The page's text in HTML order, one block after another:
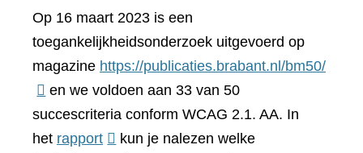
Op 16 maart 2023 is een
toegankelijkheidsonderzoek uitgevoerd op
magazine https://publicaties.brabant.nl/bm50/
en we voldoen aan 33 van 50
succescriteria conform WCAG 2.1. AA. In
het rapport(verwijst
kun je nalezen welke